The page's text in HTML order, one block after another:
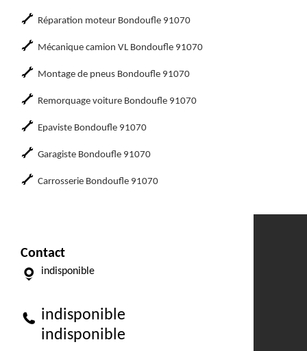
Réparation moteur Bondoufle 91070
Mécanique camion VL Bondoufle 91070
Montage de pneus Bondoufle 91070
Remorquage voiture Bondoufle 91070
Epaviste Bondoufle 91070
Garagiste Bondoufle 91070
Carrosserie Bondoufle 91070
Contact
indisponible
indisponible
indisponible